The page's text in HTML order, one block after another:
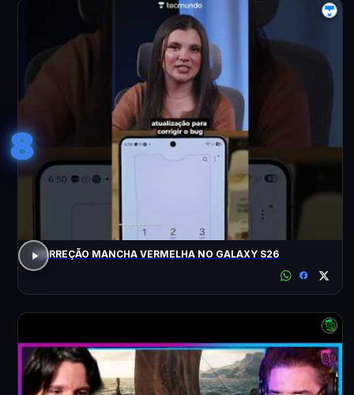
8
CORREÇÃO MANCHA VERMELHA NO GALAXY S26